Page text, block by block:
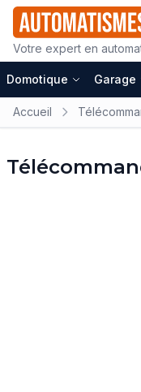
Votre expert en
Domotique Garage
Accueil